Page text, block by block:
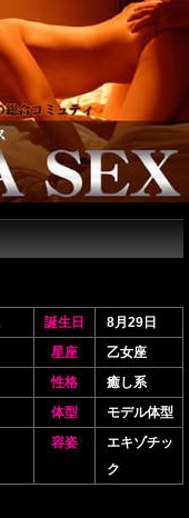
誕生日
8月29日
星座
乙女座
性格
癒し系
体型
モデル体型
容姿
エキゾチッ
ク